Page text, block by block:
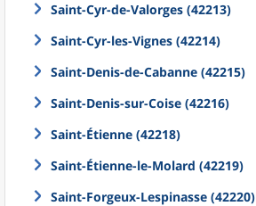
Saint-Cyr-de-Valorges (42213)
Saint-Cyr-les-Vignes (42214)
Saint-Denis-de-Cabanne (42215)
Saint-Denis-sur-Coise (42216)
Saint-Étienne (42218)
Saint-Étienne-le-Molard (42219)
Saint-Forgeux-Lespinasse (42220)